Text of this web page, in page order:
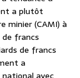
a plutôt
minier (CAMI) à
de francs
de francs
a